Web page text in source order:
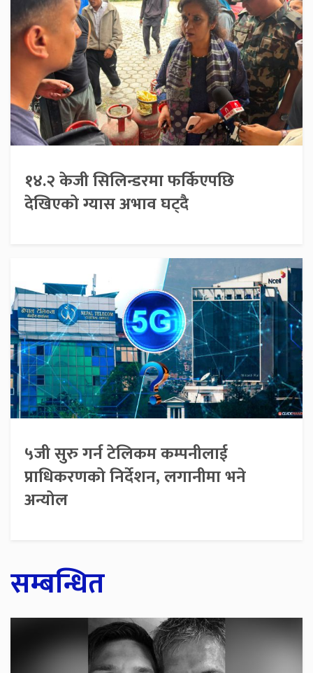
१४.२ केजी सिलिन्डरमा फर्किएपछि
देखिएको ग्यास अभाव घट्दै
५जी सुरु गर्न टेलिकम कम्पनीलाई
प्राधिकरणको निर्देशन, लगानीमा भने
अन्योल
सम्बन्धित